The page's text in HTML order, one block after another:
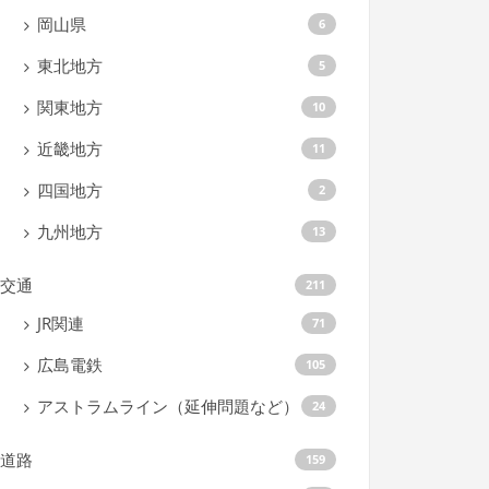
岡山県 6
東北地方 5
関東地方 10
近畿地方 11
四国地方 2
九州地方 13
交通 211
JR関連 71
広島電鉄 105
アストラムライン（延伸問題など） 24
道路 159